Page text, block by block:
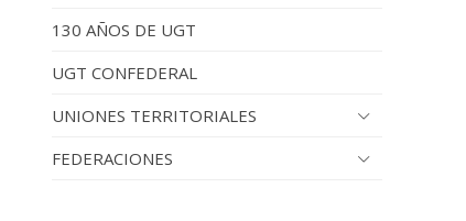
130 AÑOS DE UGT
UGT CONFEDERAL
UNIONES TERRITORIALES
FEDERACIONES